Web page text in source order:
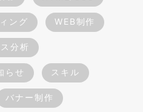
ング WEB制作
分析
らせ スキル
バナー制作